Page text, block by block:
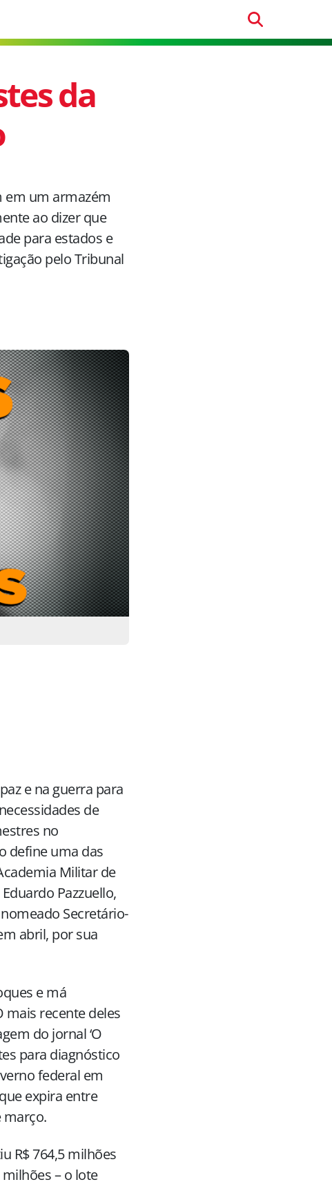
da
em um armazém
ao dizer que
para estados e
pelo Tribunal
e na guerra para
de
no
define uma das
Militar de
Pazzuello,
Secretário-
abril, por sua
e má
mais recente deles
do jornal ‘O
para diagnóstico
federal em
expira entre
março.
R$ 764,5 milhões
– o lote